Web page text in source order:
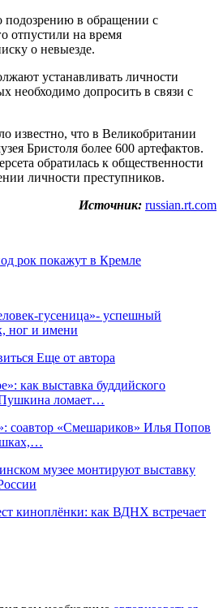
в обращении с
отпустили на время
о невыезде.
устанавливать личности
необходимо допросить в связи с
известно, что в Великобритании
Бристоля более 600 артефактов.
обратилась к общественности
личности преступников.
Источник: russian.rt.com
рок покажут в Кремле
гусеница»- успешный
ног и имени
Еще от автора
как выставка буддийского
ломает…
соавтор «Смешариков» Илья Попов
музее монтируют выставку
киноплёнки: как ВДНХ встречает